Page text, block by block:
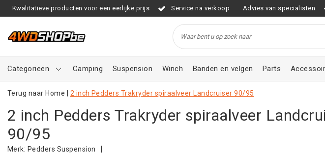
Kwalitatieve producten voor een eerlijke prijs Service na verkoop Advies van specialisten
Categorieën Camping Suspension Winch Banden en velgen Parts
Terug naar Home 2 inch Pedders Trakryder spiraalveer Landcruiser 90/95
2 inch Pedders Trakryder spiraalveer
90/95
Merk: Pedders Suspension |